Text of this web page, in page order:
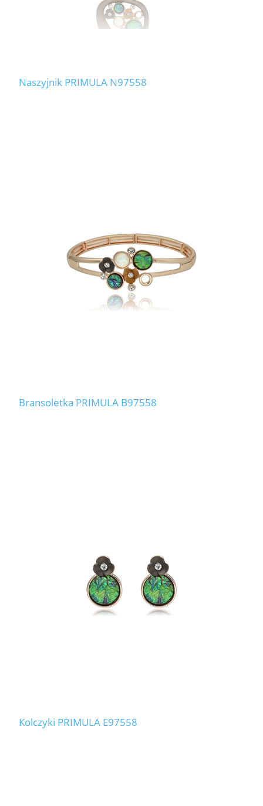
Naszyjnik PRIMULA N97558
Bransoletka PRIMULA B97558
Kolczyki PRIMULA E97558